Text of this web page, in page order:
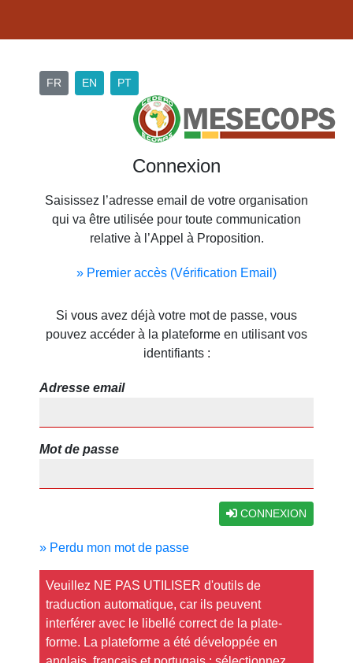
FR EN PT
Connexion
Saisissez l’adresse email de votre organisation
qui va être utilisée pour toute communication
relative à l’Appel à Proposition.
» Premier accès (Vérification Email)
Si vous avez déjà votre mot de passe, vous
pouvez accéder à la plateforme en utilisant vos
identifiants :
Adresse email
Mot de passe
CONNEXION
» Perdu mon mot de passe
Veuillez NE PAS UTILISER d'outils de
traduction automatique, car ils peuvent
interférer avec le libellé correct de la plate-
forme. La plateforme a été développée en